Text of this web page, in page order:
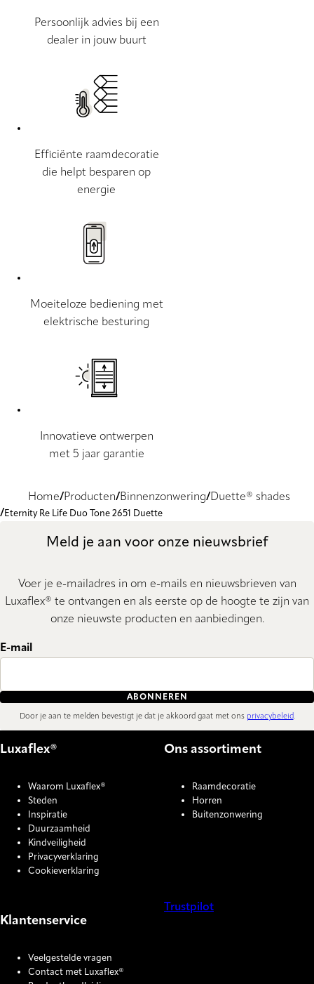
Persoonlijk advies bij een
dealer in jouw buurt
Efficiënte raamdecoratie
die helpt besparen op
energie
Moeiteloze bediening met
elektrische besturing
Innovatieve ontwerpen
met 5 jaar garantie
Home Producten Binnenzonwering Duette® shades
Eternity Re Life Duo Tone 2651 Duette
Meld je aan voor onze nieuwsbrief
Voer je e-mailadres in om e-mails en nieuwsbrieven van
Luxaflex® te ontvangen en als eerste op de hoogte te zijn van
onze nieuwste producten en aanbiedingen.
E-mail
ABONNEREN
Door je aan te melden bevestigt je dat je akkoord gaat met ons privacybeleid.
Luxaflex®
Waarom Luxaflex®
Steden
Inspiratie
Duurzaamheid
Kindveiligheid
Privacyverklaring
Cookieverklaring
Ons assortiment
Raamdecoratie
Horren
Buitenzonwering
Klantenservice
Veelgestelde vragen
Contact met Luxaflex®
Trustpilot